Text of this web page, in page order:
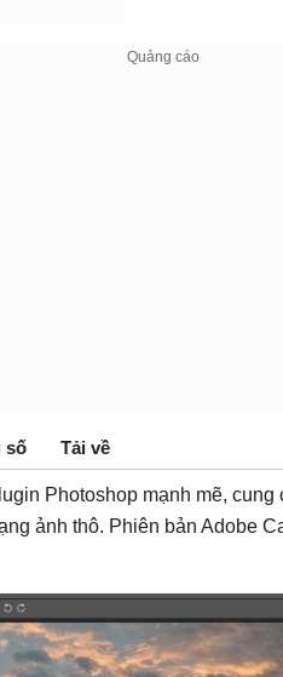
số Tải về
Photoshop mạnh mẽ,
ảnh thô. Phiên bản Adobe